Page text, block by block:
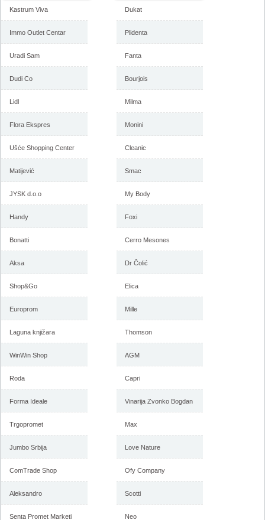
Mercator katalog akcija, 19.
oktobar do 1. novembar 2017
Mercator katalog akcija, 5-18.
oktobar 2017
-istekla akcija-
Mercator akcija dani Azije,
Mercator akcija, katalog 24.
Mercator akcija, katalog 10-23.
Kastrum Viva
Immo Outlet Centar
Uradi Sam
Dudi Co
Lidl
Flora Ekspres
Ušće Shopping Center
Matijević
JYSK d.o.o
Handy
Bonatti
Aksa
Shop&Go
Europrom
Laguna knjižara
WinWin Shop
Roda
Forma Ideale
Trgopromet
Jumbo Srbija
ComTrade Shop
Aleksandro
Senta Promet Marketi
Dukat
Plidenta
Fanta
Bourjois
Milma
Monini
Cleanic
Smac
My Body
Foxi
Cerro Mesones
Dr Čolić
Elica
Mille
Thomson
AGM
Capri
Vinarija Zvonko Bogdan
Max
Love Nature
Ofy Company
Scotti
Neo